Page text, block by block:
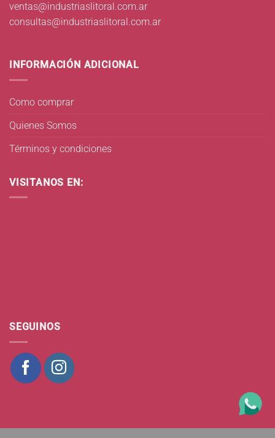
ventas@industriaslitoral.com.ar
consultas@industriaslitoral.com.ar
INFORMACIÓN ADICIONAL
Como comprar
Quienes Somos
Términos y condiciones
VISITANOS EN:
SEGUINOS